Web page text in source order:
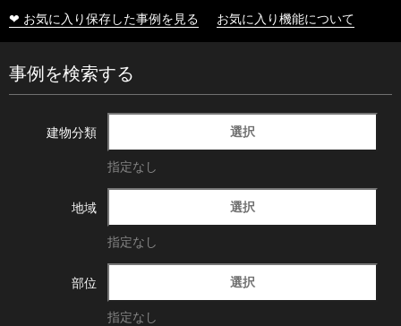
❤ お気に入り保存した事例を見る お気に入り機能について
事例を検索する
建物分類 選択
指定なし
地域 選択
指定なし
部位 選択
指定なし